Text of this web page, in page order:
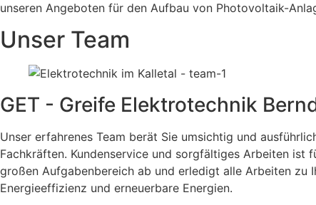
unseren Angeboten für den Aufbau von Photovoltaik-
Unser Team
GET - Greife Elektrotechnik
Unser erfahrenes Team berät Sie umsichtig und
Fachkräften. Kundenservice und sorgfältiges Arbeiten ist
großen Aufgabenbereich ab und erledigt alle Arbeiten zu
Energieeffizienz und erneuerbare Energien.